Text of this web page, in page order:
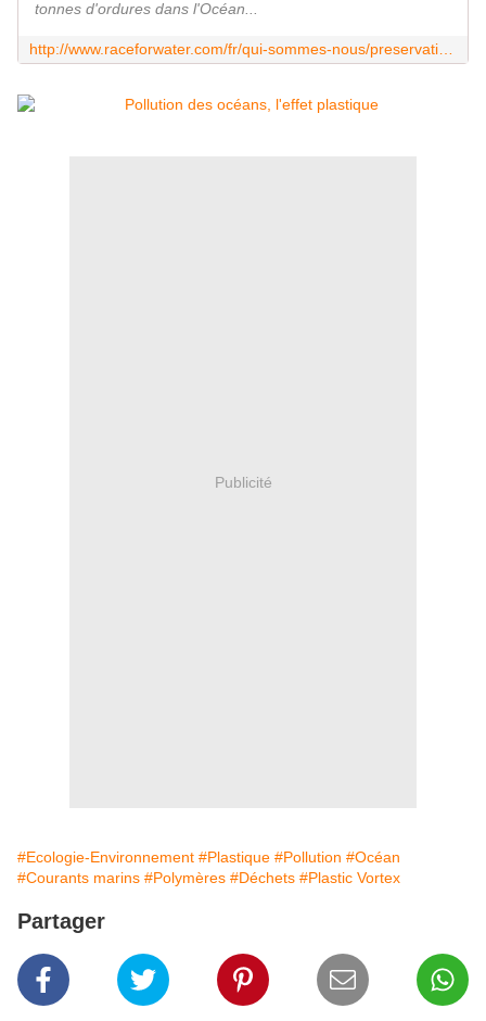
tonnes d'ordures dans l'Océan...
Publicité
#Ecologie-Environnement #Plastique #Pollution #Océan
#Courants marins #Polymères #Déchets #Plastic Vortex
Partager